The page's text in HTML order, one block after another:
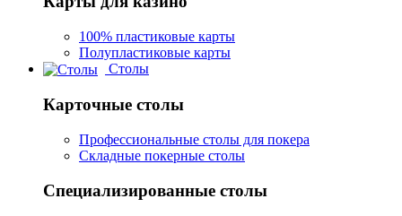
100% пластиковые карты
Полупластиковые карты
Столы
Карточные столы
Профессиональные столы для покера
Складные покерные столы
Специализированные столы